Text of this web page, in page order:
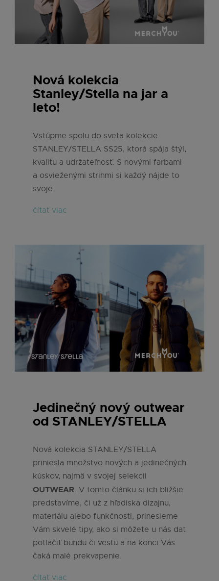
Nová kolekcia
Stanley/Stella na jar a
leto!
Vstúpme spolu do sveta kolekcie
STANLEY/STELLA SS25, ktorá spája štýl,
kvalitu a udržateľnosť. S novými farbami
a osvieženými strihmi si každý nájde to
svoje.
čítať viac
Jedinečný nový outwear
od STANLEY/STELLA
Nová kolekcia STANLEY/STELLA
priniesla množstvo nových a jedinečných
kúskov, najmä v svojej selekcii
OUTWEAR. V tomto článku si ich bližšie
predstavíme, či už z hľadiska dizajnu,
materiálu alebo funkčnosti, prinesieme
Vám skvelé tipy, ako si môžete u nás dat
potlačiť bundu či vestu a na konci Vás
čaká malé prekvapenie.
čítať viac